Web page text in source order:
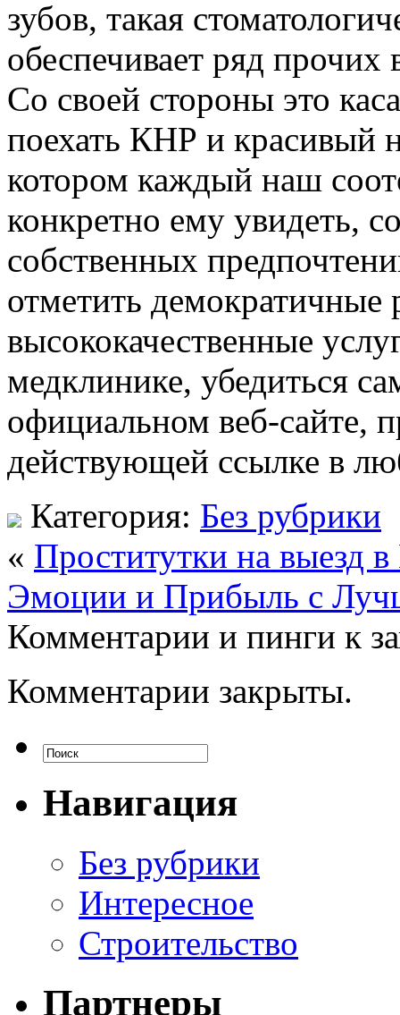
зубов, такая
обеспечивает ряд
Со своей стороны это
поехать КНР и красивый
котором каждый наш
конкретно ему увидеть,
собственных
отметить демократичные
высококачественные
медклинике, убедиться
официальном веб-сайте,
действующей ссылке в
Категория: Без рубрики
« Проститутки на выезд в
Эмоции и Прибыль с
Комментарии и пинги к
Комментарии закрыты.
Навигация
Без рубрики
Интересное
Строительство
Партнеры